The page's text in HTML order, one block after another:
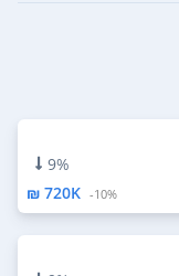
9%
10%-
720K ₪